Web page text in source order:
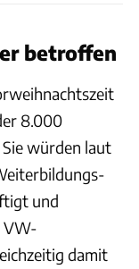
betroffen
8.000
würden laut
und
VW-
damit